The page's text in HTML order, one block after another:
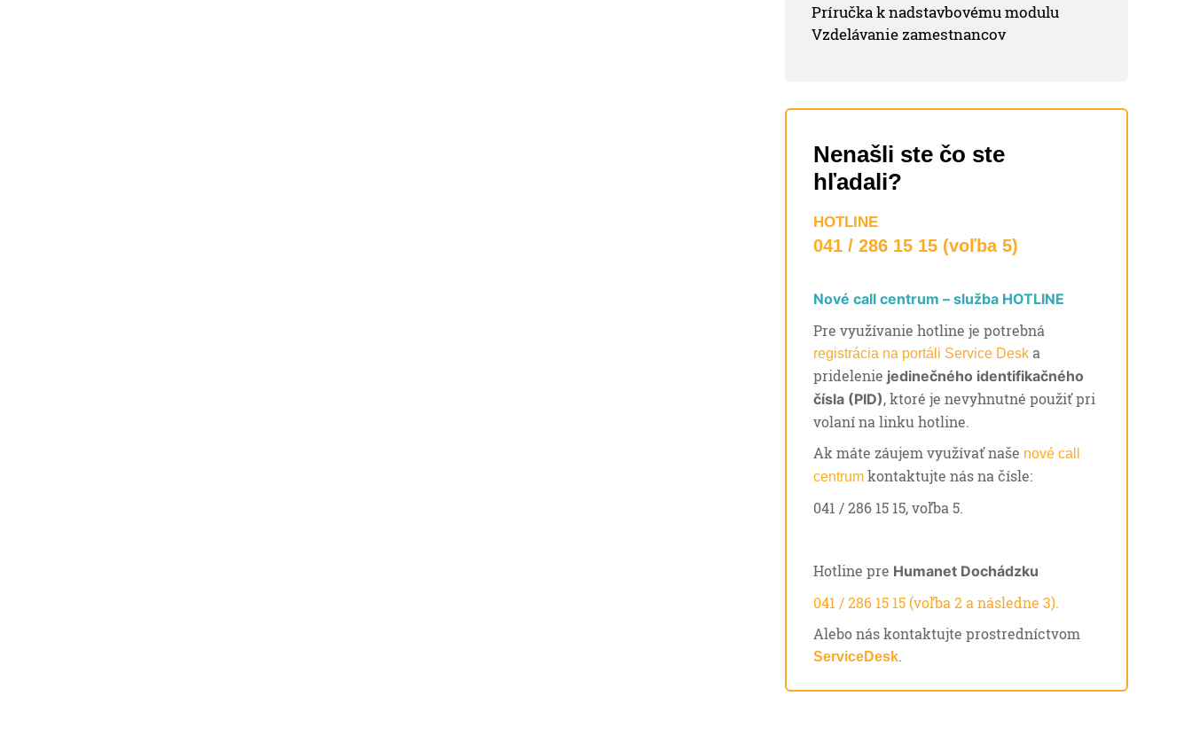
Príručka k nadstavbovému modulu
Vzdelávanie zamestnancov
Nenašli ste čo ste
hľadali?
HOTLINE
041 / 286 15 15 (voľba 5)
Nové call centrum – služba HOTLINE
Pre využívanie hotline je potrebná
registrácia na portáli Service Desk a
pridelenie jedinečného identifikačného
čísla (PID), ktoré je nevyhnutné použiť pri
volaní na linku hotline.
Ak máte záujem využívať naše nové call
centrum kontaktujte nás na čísle:
041 / 286 15 15, voľba 5.
Hotline pre Humanet Dochádzku
041 / 286 15 15 (voľba 2 a následne 3).
Alebo nás kontaktujte prostredníctvom
ServiceDesk.